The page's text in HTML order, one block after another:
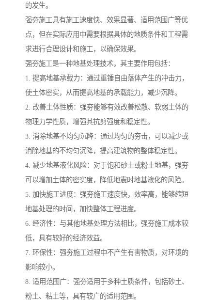
的发生。
强夯施工具有施工速度快、效果显著、适用范围广等优
点，但在实际应用中需要根据具体的地质条件和工程需
求进行合理设计和施工，以确保效果。
强夯施工是一种地基处理技术，其主要作用包括：
1. 提高地基承载力：通过重锤自由落体产生的冲击力，
使土体密实，从而提高地基的承载能力，减少沉降。
2. 改善土体性质：强夯能够有效改善松散、软弱土体的
物理力学性质，增强其抗剪强度和稳定性。
3. 消除地基不均匀沉降：通过均匀的夯击，可以减少或
消除地基的不均匀沉降，提高建筑物的整体稳定性。
4. 减少地基液化风险：对于饱和砂土或粉土地基，强夯
可以增加土体的密实度，降低地震时地基液化的风险。
5. 加快施工进度：强夯施工速度快，效率高，能够缩短
地基处理的时间，加快整体工程进度。
6. 经济性：与其他地基处理方法相比，强夯施工成本较
低，具有较好的经济效益。
7. 环保性：强夯施工过程中不产生有害物质，对环境的
影响较小。
8. 适用范围广：强夯适用于多种土质条件，包括砂土、
粉土、粘土等，具有较广的适用范围。